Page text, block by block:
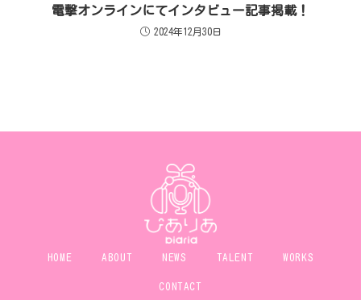
電撃オンラインにてインタビュー記事掲載！
2024年12月30日
HOME ABOUT NEWS TALENT WORKS
CONTACT